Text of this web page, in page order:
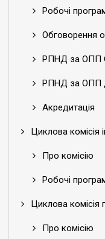
Робочі
Обговорення
РПНД за ОПП
РПНД за ОПП
Акредитація
Циклова комісія
Про комісію
Робочі
Циклова комісія
Про комісію